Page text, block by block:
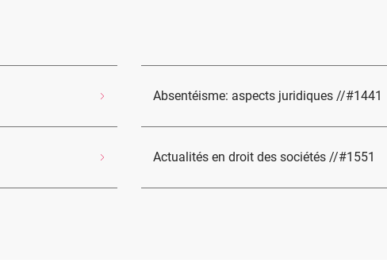
Absentéisme: aspects juridiques //#1441
Actualités en droit des sociétés //#1551